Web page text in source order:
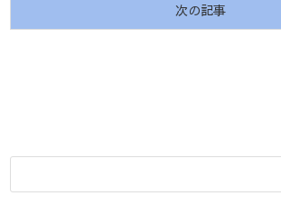
次の記事